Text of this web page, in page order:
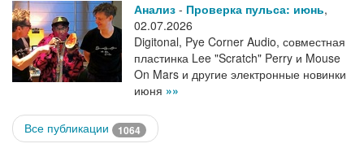
Анализ - Проверка пульса: июнь,
02.07.2026
Digitonal, Pye Corner Audio, совместная
пластинка Lee "Scratch" Perry и Mouse
On Mars и другие электронные новинки
июня »»
Все публикации 1064